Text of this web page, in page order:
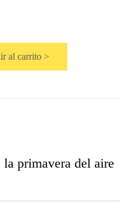
al carrito >
primavera del aire